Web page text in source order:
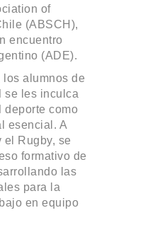
of
(ABSCH),
encuentro
(ADE).
los alumnos de
se les inculca
deporte como
esencial. A
el Rugby, se
formativo de
las
para la
en equipo